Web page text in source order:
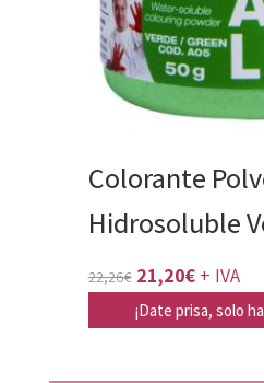
Colorante
Hidrosoluble
22,26€ El
precio
21,20€El
precio
+ IVA
¡Date prisa, solo